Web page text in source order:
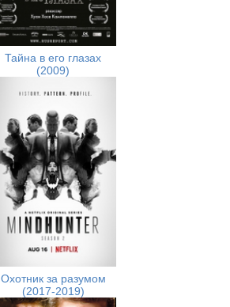
Тайна в его глазах
(2009)
Охотник за разумом
(2017-2019)